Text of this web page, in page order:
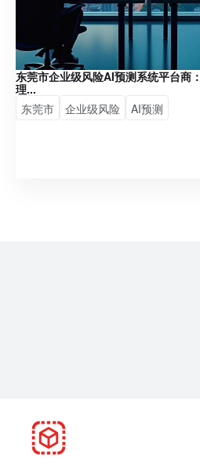
东莞市企业级风险AI预测系统平台商
理...
东莞市
企业级风险 AI预测